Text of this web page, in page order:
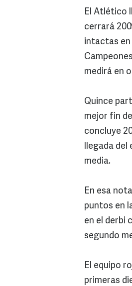
El Atlético
cerrará
intactas en
medirá en
Quince
mejor fin
concluye
llegada del
media.
En esa
puntos en
en el derbi
segundo
El equipo
primeras